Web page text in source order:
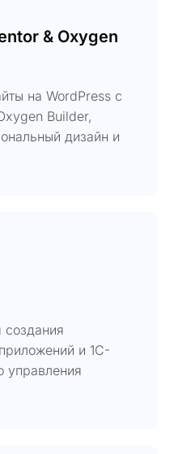
& Oxygen
на WordPress с
Builder,
дизайн и
и 1C-
управления